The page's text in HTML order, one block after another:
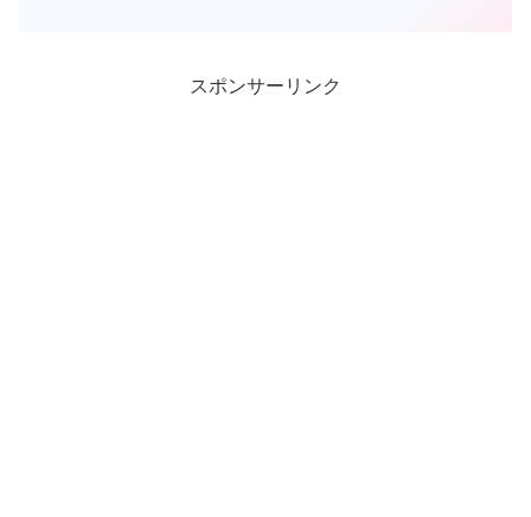
リー制覇で記念品をゲットしました(^^)/
スポンサーリンク